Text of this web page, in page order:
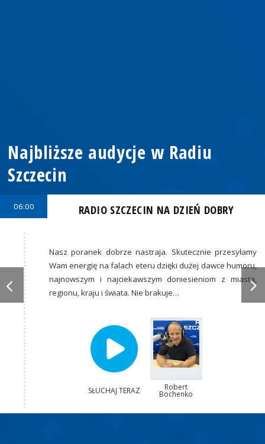
Najbliższe audycje w Radiu
Szczecin
06:00 RADIO SZCZECIN NA DZIEŃ DOBRY
Nasz poranek dobrze nastraja. Skutecznie przesyłamy
Wam energię na falach eteru dzięki dużej dawce humoru,
najnowszym i najciekawszym doniesieniom z miasta,
regionu, kraju i świata. Nie brakuje…
SŁUCHAJ TERAZ Robert
Bochenko